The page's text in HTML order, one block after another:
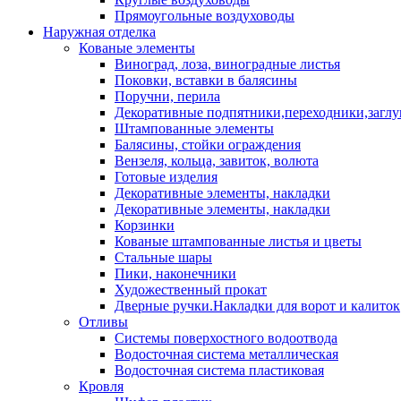
Прямоугольные воздуховоды
Наружная отделка
Кованые элементы
Виноград, лоза, виноградные листья
Поковки, вставки в балясины
Поручни, перила
Декоративные
Штампованные элементы
Балясины, стойки ограждения
Вензеля, кольца, завиток, волюта
Готовые изделия
Декоративные элементы, накладки
Декоративные элементы, накладки
Корзинки
Кованые штампованные листья и цветы
Стальные шары
Пики, наконечники
Художественный прокат
Дверные ручки.Накладки для ворот и калиток
Отливы
Системы поверхостного водоотвода
Водосточная система металлическая
Водосточная система пластиковая
Кровля